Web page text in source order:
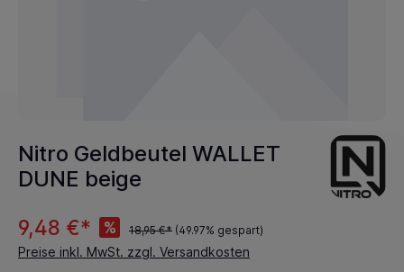
Nitro Geldbeutel WALLET
DUNE beige
9,48 €* % 18,95 €* (49.97% gespart)
Preise inkl. MwSt. zzgl. Versandkosten